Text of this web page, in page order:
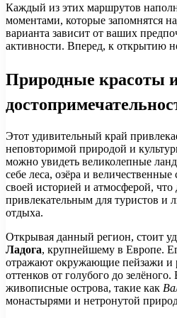
Каждый из этих маршрутов
моментами, которые запомнятся
варианта зависит от ваших
активности. Вперед, к открытию
Природные красоты
Этот удивительный край
неповторимой природой и
можно увидеть великолепные
себе леса, озёра и
своей историей и атмосферой, что
привлекательным для туристов и
отдыха.
Открывая данный регион, стоит
Ладога, крупнейшему в Европе.
отражают окружающие пейзажи и
оттенков от голубого до
живописные острова, такие как
монастырями и нетронутой